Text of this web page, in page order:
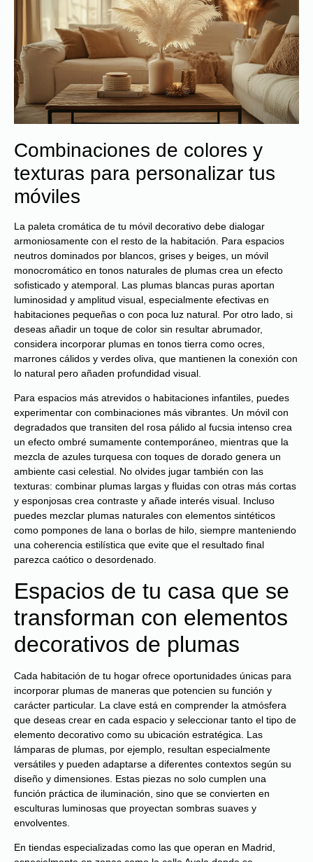
Combinaciones de colores y
texturas para personalizar tus
móviles
La paleta cromática de tu móvil decorativo debe dialogar
armoniosamente con el resto de la habitación. Para espacios
neutros dominados por blancos, grises y beiges, un móvil
monocromático en tonos naturales de plumas crea un efecto
sofisticado y atemporal. Las plumas blancas puras aportan
luminosidad y amplitud visual, especialmente efectivas en
habitaciones pequeñas o con poca luz natural. Por otro lado, si
deseas añadir un toque de color sin resultar abrumador,
considera incorporar plumas en tonos tierra como ocres,
marrones cálidos y verdes oliva, que mantienen la conexión con
lo natural pero añaden profundidad visual.
Para espacios más atrevidos o habitaciones infantiles, puedes
experimentar con combinaciones más vibrantes. Un móvil con
degradados que transiten del rosa pálido al fucsia intenso crea
un efecto ombré sumamente contemporáneo, mientras que la
mezcla de azules turquesa con toques de dorado genera un
ambiente casi celestial. No olvides jugar también con las
texturas: combinar plumas largas y fluidas con otras más cortas
y esponjosas crea contraste y añade interés visual. Incluso
puedes mezclar plumas naturales con elementos sintéticos
como pompones de lana o borlas de hilo, siempre manteniendo
una coherencia estilística que evite que el resultado final
parezca caótico o desordenado.
Espacios de tu casa que se
transforman con elementos
decorativos de plumas
Cada habitación de tu hogar ofrece oportunidades únicas para
incorporar plumas de maneras que potencien su función y
carácter particular. La clave está en comprender la atmósfera
que deseas crear en cada espacio y seleccionar tanto el tipo de
elemento decorativo como su ubicación estratégica. Las
lámparas de plumas, por ejemplo, resultan especialmente
versátiles y pueden adaptarse a diferentes contextos según su
diseño y dimensiones. Estas piezas no solo cumplen una
función práctica de iluminación, sino que se convierten en
esculturas luminosas que proyectan sombras suaves y
envolventes.
En tiendas especializadas como las que operan en Madrid,